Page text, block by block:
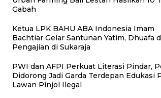
Gabah
Ketua LPK BAHU ABA Indonesia Imam
Bachtiar Gelar Santunan Yatim, Dhuafa
Pengajian di Sukaraja
PWI dan AFPI Perkuat Literasi Pindar,
Didorong Jadi Garda Terdepan Edukasi
Lawan Pinjol Ilegal